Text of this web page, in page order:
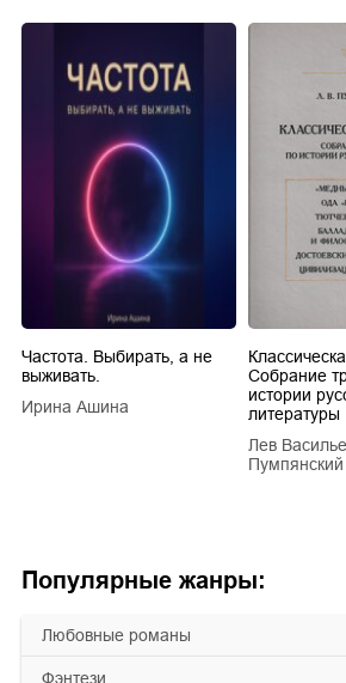
Популярные жанры:
любовные романы
фэнтези
Частота. Выбирать, а не
выживать.
Ирина Ашина
Собрание
истории
литературы
Лев
Пумпянский